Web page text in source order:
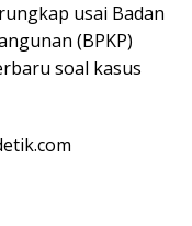
usai Badan
(BPKP)
soal kasus